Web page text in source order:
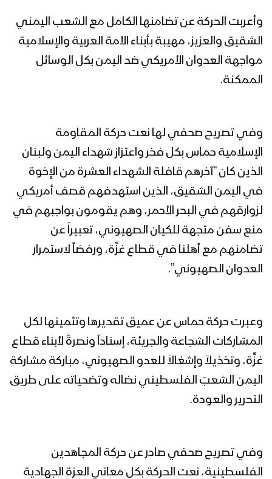
وأعربت الحركة عن تضامنها الكامل مع الشعب اليمني
الشقيق والعزيز، مهيبة بأبناء الأمة العربية والإسلامية
مواجهة العدوان الأمريكي ضد اليمن بكل الوسائل
الممكنة.
وفي تصريح صحفي لها نعت حركة المقاومة
الإسلامية حماس بكل فخر واعتزاز شهداء اليمن ولبنان
الذين كان “آخرهم قافلة الشهداء العشرة من الإخوة
في اليمن الشقيق، الذين استهدفهم قصف أمريكي
لزوارقهم في البحر الأحمر، وهم يقومون بواجبهم في
منع سفن متجهة للكيان الصهيوني، تعبيراً عن
تضامنهم مع أهلنا في قطاع غزَّة، ورفضاً لاستمرار
العدوان الصهيوني”.
وعبرت حركة حماس عن عميق تقديرها وتثمينها لكل
المشاركات الشجاعة والجريئة، إسناداً ونصرةً لأبناء قطاع
غزَّة، وتخذيلاً وإشغالاً للعدو الصهيوني، مباركة مشاركة
اليمن الشعبَ الفلسطيني نضاله وتضحياته على طريق
التحرير والعودة.
وفي تصريح صحفي صادر عن حركة المجاهدين
الفلسطينية، نعت الحركة بكل معاني العزة الجهادية